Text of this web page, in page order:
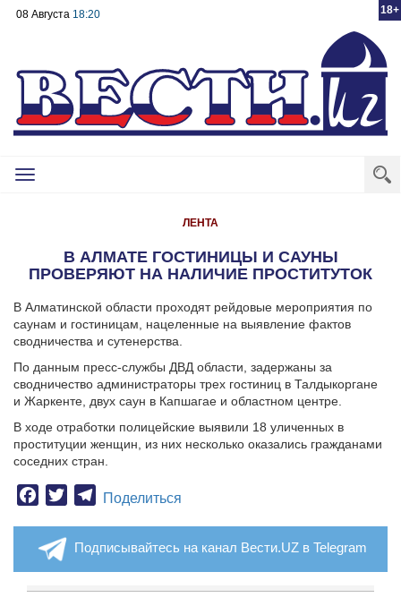
18+
08 Августа 18:20
Toggle
ЛЕНТА
В АЛМАТЕ ГОСТИНИЦЫ И САУНЫ
ПРОВЕРЯЮТ НА НАЛИЧИЕ ПРОСТИТУТОК
В Алматинской области проходят рейдовые мероприятия по
саунам и гостиницам, нацеленные на выявление фактов
сводничества и сутенерства.
По данным пресс-службы ДВД области, задержаны за
сводничество администраторы трех гостиниц в Талдыкоргане
и Жаркенте, двух саун в Капшагае и областном центре.
В ходе отработки полицейские выявили 18 уличенных в
проституции женщин, из них несколько оказались гражданами
соседних стран.
Facebook
TwitterTelegram
Поделиться
Подписывайтесь на канал Вести.UZ в Telegram